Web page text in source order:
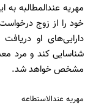
مهریه عندالمطالبه
خود را از زوج
دارایی‌های او دریافت
شناسایی کند و مرد
مشخص خواهد شد.
مهریه عندالاستطاعه